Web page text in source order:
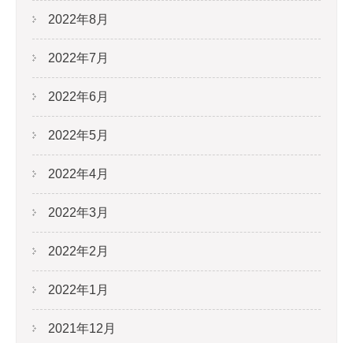
2022年8月
2022年7月
2022年6月
2022年5月
2022年4月
2022年3月
2022年2月
2022年1月
2021年12月